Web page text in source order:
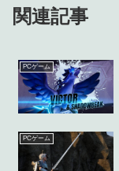
関連記事
PCゲーム
PCゲーム